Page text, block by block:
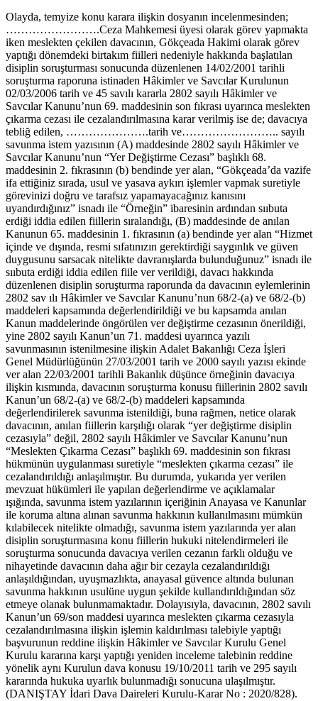
Olayda, temyize konu karara ilişkin dosyanın incelenmesinden;
…………………….Ceza Mahkemesi üyesi olarak görev yapmakta
iken meslekten çekilen davacının, Gökçeada Hakimi olarak görev
yaptığı dönemdeki birtakım fiilleri nedeniyle hakkında başlatılan
disiplin soruşturması sonucunda düzenlenen 14/02/2001 tarihli
soruşturma raporuna istinaden Hâkimler ve Savcılar Kurulunun
02/03/2006 tarih ve 45 savılı kararla 2802 sayılı Hâkimler ve
Savcılar Kanunu’nun 69. maddesinin son fıkrası uyarınca meslekten
çıkarma cezası ile cezalandırılmasına karar verilmiş ise de; davacıya
tebliğ edilen, ………………….tarih ve…………………….. sayılı
savunma istem yazısının (A) maddesinde 2802 sayılı Hâkimler ve
Savcılar Kanunu’nun “Yer Değiştirme Cezası” başlıklı 68.
maddesinin 2. fıkrasının (b) bendinde yer alan, “Gökçeada’da vazife
ifa ettiğiniz sırada, usul ve yasava aykırı işlemler vapmak suretiyle
görevinizi doğru ve tarafsız yapamayacağınız kanısını
uyandırdığınız” isnadı ile “Örneğin” ibaresinin ardından sııbuta
erdiği iddia edilen fiillerin sıralandığı, (B) maddesinde de anılan
Kanunun 65. maddesinin 1. fıkrasının (a) bendinde yer alan “Hizmet
içinde ve dışında, resmi sıfatınızın gerektirdiği saygınlık ve güven
duygusunu sarsacak nitelikte davranışlarda bulunduğunuz” isnadı ile
sııbuta erdiği iddia edilen fiile ver verildiği, davacı hakkında
düzenlenen disiplin soruşturma raporunda da davacının eylemlerinin
2802 sav ılı Hâkimler ve Savcılar Kanunu’nun 68/2-(a) ve 68/2-(b)
maddeleri kapsamında değerlendirildiği ve bu kapsamda anılan
Kanun maddelerinde öngörülen ver değiştirme cezasının önerildiği,
yine 2802 sayılı Kanun’un 71. maddesi uyarınca yazılı
savunmasının istenilmesine ilişkin Adalet Bakanlığı Ceza İşleri
Genel Müdürlüğünün 27/03/2001 tarih ve 2000 sayılı yazısı ekinde
ver alan 22/03/2001 tarihli Bakanlık düşünce örneğinin davacıya
ilişkin kısmında, davacının soruşturma konusu fiillerinin 2802 savılı
Kanun’un 68/2-(a) ve 68/2-(b) maddeleri kapsamında
değerlendirilerek savunma istenildiği, buna rağmen, netice olarak
davacının, anılan fiillerin karşılığı olarak “yer değiştirme disiplin
cezasıyla” değil, 2802 sayılı Hâkimler ve Savcılar Kanunu’nun
“Meslekten Çıkarma Cezası” başlıklı 69. maddesinin son fıkrası
hükmünün uygulanması suretiyle “meslekten çıkarma cezası” ile
cezalandırıldığı anlaşılmıştır. Bu durumda, yukarıda yer verilen
mevzuat hükümleri ile yapılan değerlendirme ve açıklamalar
ışığında, savunma istem yazılarının içeriğinin Anayasa ve Kanunlar
ile koruma altına alınan savunma hakkının kullanılmasını mümkün
kılabilecek nitelikte olmadığı, savunma istem yazılarında yer alan
disiplin soruşturmasına konu fiillerin hukuki nitelendirmeleri ile
soruşturma sonucunda davacıya verilen cezanın farklı olduğu ve
nihayetinde davacının daha ağır bir cezayla cezalandırıldığı
anlaşıldığından, uyuşmazlıkta, anayasal güvence altında bulunan
savunma hakkının usulüne uygun şekilde kullandırıldığından söz
etmeye olanak bulunmamaktadır. Dolayısıyla, davacının, 2802 savılı
Kanun’un 69/son maddesi uyarınca meslekten çıkarma cezasıyla
cezalandırılmasına ilişkin işlemin kaldırılması talebiyle yaptığı
başvurunun reddine ilişkin Hâkimler ve Savcılar Kurulu Genel
Kurulu kararına karşı yaptığı yeniden inceleme talebinin reddine
yönelik aynı Kurulun dava konusu 19/10/2011 tarih ve 295 sayılı
kararında hukuka uyarlık bulunmadığı sonucuna ulaşılmıştır.
(DANIŞTAY İdari Dava Daireleri Kurulu-Karar No : 2020/828).